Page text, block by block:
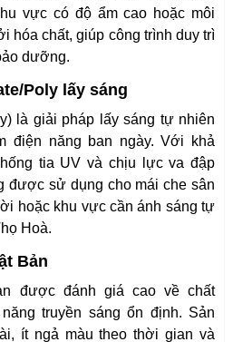
vực có độ ẩm cao hoặc môi
hóa chất, giúp công trình duy trì
dưỡng.
Poly lấy sáng
là giải pháp lấy sáng tự nhiên
điện năng ban ngày. Với khả
tia UV và chịu lực va đập
được sử dụng cho mái che sân
hoặc khu vực cần ánh sáng tự
Hoà.
Bản
được đánh giá cao về chất
truyền sáng ổn định. Sản
ít ngả màu theo thời gian và